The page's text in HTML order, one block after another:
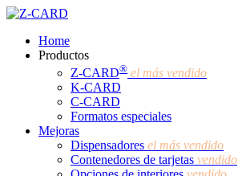
Skip
main
content
Menu
Home
Productos
Z-CARD® el más vendido
K-CARD
C-CARD
Formatos especiales
Mejoras
Dispensadores el más vendido
Contenedores de tarjetas vendido